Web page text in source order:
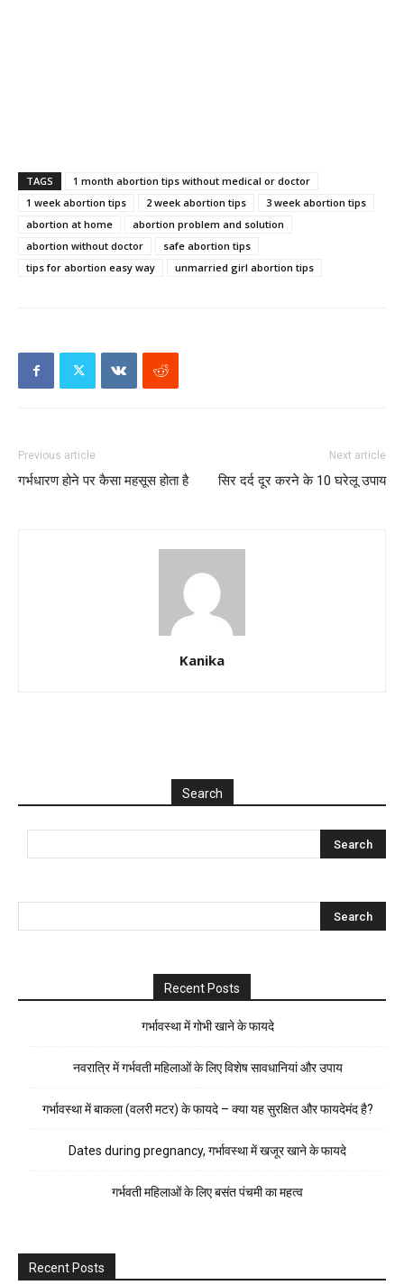
TAGS
1 month abortion tips without medical or doctor
1 week abortion tips
2 week abortion tips
3 week abortion tips
abortion at home
abortion problem and solution
abortion without doctor
safe abortion tips
tips for abortion easy way
unmarried girl abortion tips
Previous article
गर्भधारण होने पर कैसा महसूस होता है
Next article
सिर दर्द दूर करने के 10 घरेलू उपाय
Kanika
Search
Recent Posts
गर्भावस्था में गोभी खाने के फायदे
नवरात्रि में गर्भवती महिलाओं के लिए विशेष सावधानियां और उपाय
गर्भावस्था में बाकला (वलरी मटर) के फायदे – क्या यह सुरक्षित और फायदेमंद है?
Dates during pregnancy, गर्भावस्था में खजूर खाने के फायदे
गर्भवती महिलाओं के लिए बसंत पंचमी का महत्व
Recent Posts